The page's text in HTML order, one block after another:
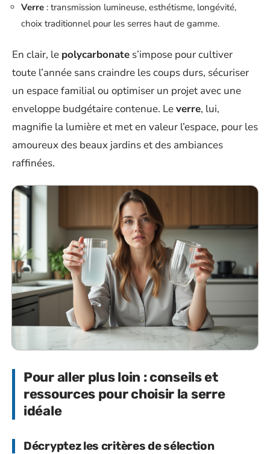
Verre : transmission lumineuse, esthétisme, longévité,
choix traditionnel pour les serres haut de gamme.
En clair, le polycarbonate s’impose pour cultiver
toute l’année sans craindre les coups durs, sécuriser
un espace familial ou optimiser un projet avec une
enveloppe budgétaire contenue. Leverre, lui,
magnifie la lumière et met en valeur l’espace, pour les
amoureux des beaux jardins et des ambiances
raffinées.
Pour aller plus loin : conseils et
ressources pour choisir la serre
idéale
Décryptez les critères de sélection